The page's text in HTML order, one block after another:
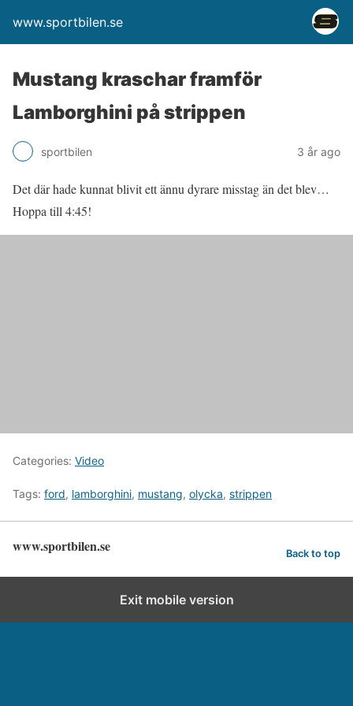
www.sportbilen.se
Mustang kraschar framför
Lamborghini på strippen
sportbilen 3 år ago
Det där hade kunnat blivit ett ännu dyrare misstag än det blev…
Hoppa till 4:45!
Categories: Video
Tags: ford, lamborghini, mustang, olycka, strippen
www.sportbilen.se Back to top
Exit mobile version